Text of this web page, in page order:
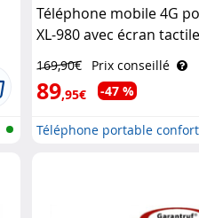
Téléphone mobile 4G
XL-980 avec écran
Mobile
169,90€ Prix conseillé
89,95€ -47 %
Téléphone portable